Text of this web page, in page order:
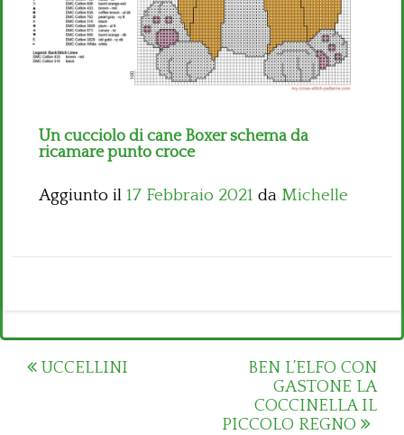
Un cucciolo di cane Boxer schema da
ricamare punto croce
Aggiunto il 17 Febbraio 2021 da Michelle
Post
UCCELLINI
BEN L’ELFO CON
GASTONE LA
COCCINELLA IL
PICCOLO REGNO